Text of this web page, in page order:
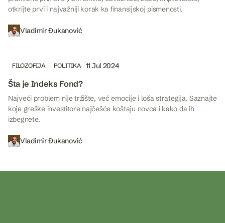
otkrijte prvi i najvažniji korak ka finansijskoj pismenosti.
Vladimir Đukanović
FILOZOFIJA POLITIKA 11 Jul 2024
Šta je Indeks Fond?
Najveći problem nije tržište, već emocije i loša strategija. Saznajte
koje greške investitore najčešće koštaju novca i kako da ih
izbegnete.
Vladimir Đukanović